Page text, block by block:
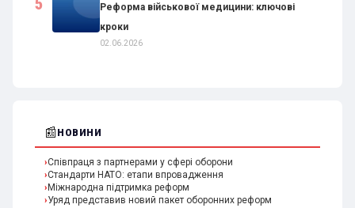
Реформа військової медицини: ключові
кроки
02.06.2026
📰 НОВИНИ
Співпраця з партнерами у сфері оборони
Стандарти НАТО: етапи впровадження
Міжнародна підтримка реформ
Уряд представив новий пакет оборонних реформ